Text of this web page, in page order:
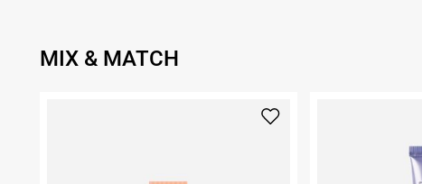
MIX & MATCH